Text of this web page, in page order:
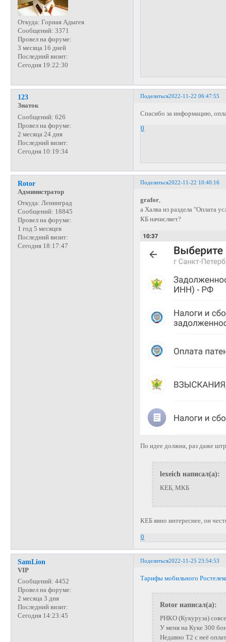
Откуда: Горная Адыгея
Сообщений: 3371
Провел на форуме:
3 месяца 16 дней
Последний визит:
Сегодня 19:22:30
Поделиться2022-11-22 06:47:55
123
Знаток
Сообщений: 626
Провел на форуме:
2 месяца 24 дня
Последний визит:
Сегодня 10:19:34
Спасибо за информацию,
0
Поделиться2022-11-22 10:40:16
Rotor
Администратор
Откуда: Ленинград
Сообщений: 18845
Провел на форуме:
1 год 5 месяцев
Последний визит:
Сегодня 18:17:47
grafor
а Халва из раздела "Оплата
КБ начисляет?
По идее должна, раз даже
lexeich написал(а):
КЕБ, МКБ
КЕБ явно интереснее, он
0
Поделиться2022-11-25 23:54:53
SamLion
VIP
Сообщений: 4452
Провел на форуме:
2 месяца 3 дня
Последний визит:
Сегодня 14:23:45
Тарифы мобильного
Rotor написал(а):
РНКО (Кукуруза)
У меня на Куке 300
Недавно Т2 с неё